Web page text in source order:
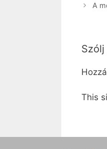
A
Szólj
This